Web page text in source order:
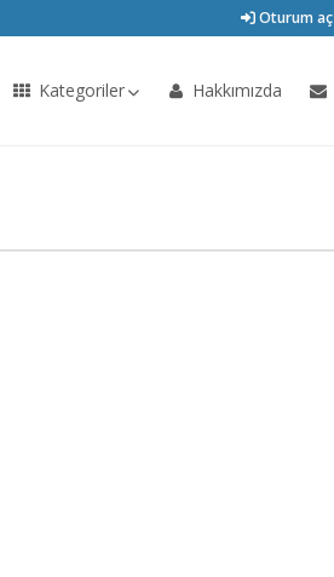
Oturum aç
Kategoriler Hakkımızda